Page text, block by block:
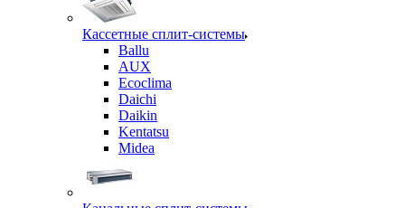
Кассетные сплит-системы
Ballu
AUX
Ecoclima
Daichi
Daikin
Kentatsu
Midea